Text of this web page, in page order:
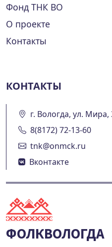
Фонд ТНК ВО
О проекте
Контакты
КОНТАКТЫ
г. Вологда, ул.
8(8172) 72-13-60
tnk@onmck.ru
Вконтакте
ФОЛКВОЛОГДА